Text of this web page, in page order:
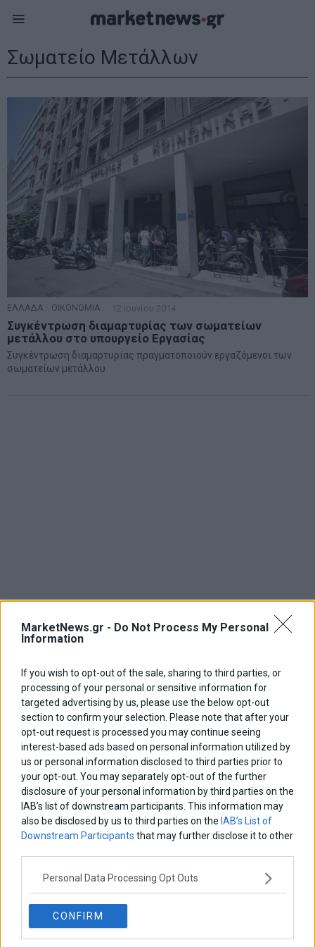
MarketNews.gr - Do Not Process My Personal
Information
If you wish to opt-out of the sale, sharing to third parties, or
processing of your personal or sensitive information for
targeted advertising by us, please use the below opt-out
section to confirm your selection. Please note that after your
opt-out request is processed you may continue seeing
interest-based ads based on personal information utilized by
us or personal information disclosed to third parties prior to
your opt-out. You may separately opt-out of the further
disclosure of your personal information by third parties on the
IAB’s list of downstream participants. This information may
also be disclosed by us to third parties on the IAB’s List of
Downstream Participants that may further disclose it to other
Personal Data Processing Opt Outs
CONFIRM
Σωματείο Μετάλλων
ΕΛΛΑΔΑ ΟΙΚΟΝΟΜΙΑ 12 Ιουνίου 2014
Συγκέντρωση διαμαρτυρίας των σωματείων
μετάλλου στο υπουργείο Εργασίας
Συγκέντρωση διαμαρτυρίας πραγματοποιούν εργαζόμενοι των
σωματείων μετάλλου
ΑΡΘΡΟΓΡΑΦΟΙ
Ελευθερία Κούρταλη
Οι «τιμωροί» των ομολόγων επέστρεψαν
Η αληθινή παιδεία ξεκινά από την ψυχή…
Σταματίνα Σταματάκου
Η βία κατά των ζώων δεν αντέχει βολικές ερμηνείες
Δημήτρης Καμπουράκης
ψάχνει τον επόμενο Μεσσία